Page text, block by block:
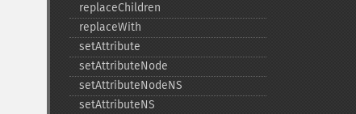
replaceChildren
replaceWith
setAttribute
setAttributeNode
setAttributeNodeNS
setAttributeNS